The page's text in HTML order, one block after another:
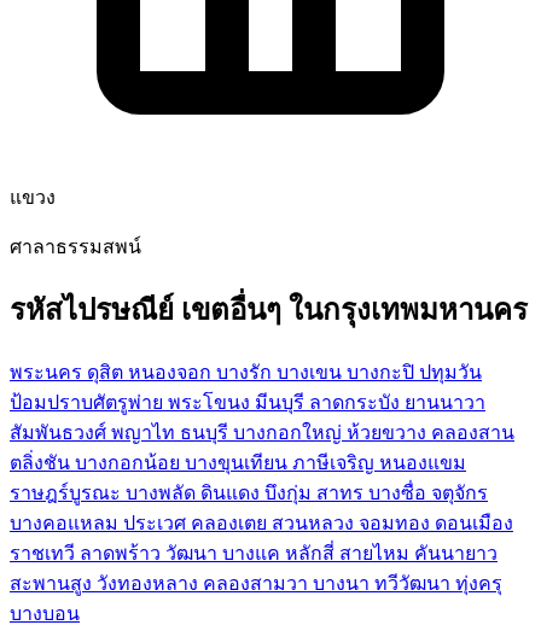
แขวง
ศาลาธรรมสพน์
รหัสไปรษณีย์ เขตอื่นๆ ในกรุงเทพมหานคร
พระนคร ดุสิต หนองจอก บางรัก บางเขน บางกะปิ ปทุมวัน
ป้อมปราบศัตรูพ่าย พระโขนง มีนบุรี ลาดกระบัง ยานนาวา
สัมพันธวงศ์ พญาไท ธนบุรี บางกอกใหญ่ ห้วยขวาง คลองสาน
ตลิ่งชัน บางกอกน้อย บางขุนเทียน ภาษีเจริญ หนองแขม
ราษฎร์บูรณะ บางพลัด ดินแดง บึงกุ่ม สาทร บางซื่อ จตุจักร
บางคอแหลม ประเวศ คลองเตย สวนหลวง จอมทอง ดอนเมือง
ราชเทวี ลาดพร้าว วัฒนา บางแค หลักสี่ สายไหม คันนายาว
สะพานสูง วังทองหลาง คลองสามวา บางนา ทวีวัฒนา ทุ่งครุ
บางบอน